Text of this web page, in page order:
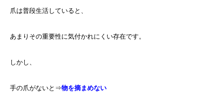
爪は普段生活していると、
あまりその重要性に気付かれにくい存在です。
しかし、
手の爪がないと⇒物を摘まめない